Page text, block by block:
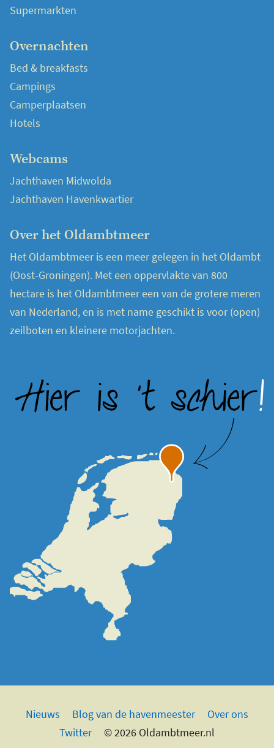
Supermarkten
Overnachten
Bed & breakfasts
Campings
Camperplaatsen
Hotels
Webcams
Jachthaven Midwolda
Jachthaven Havenkwartier
Over het Oldambtmeer
Het Oldambtmeer is een meer gelegen in het Oldambt
(Oost-Groningen). Met een oppervlakte van 800
hectare is het Oldambtmeer een van de grotere meren
van Nederland, en is met name geschikt is voor (open)
zeilboten en kleinere motorjachten.
Nieuws Blog van de havenmeester
Over ons
Twitter
© 2026 Oldambtmeer.nl